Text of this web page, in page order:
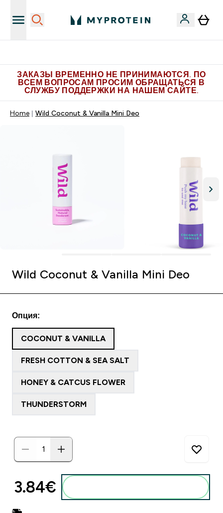
ЗАКАЗЫ ВРЕМЕННО НЕ ПРИНИМАЮТСЯ. ПО
ВСЕМ ВОПРОСАМ ПРОСИМ ОБРАЩАТЬСЯ В
СЛУЖБУ ПОДДЕРЖКИ НА НАШЕМ САЙТЕ.
Home Wild Coconut & Vanilla Mini Deo
Wild Coconut & Vanilla Mini Deo
Опция:
COCONUT & VANILLA
FRESH COTTON & SEA SALT
HONEY & CATCUS FLOWER
THUNDERSTORM
3.84€‎